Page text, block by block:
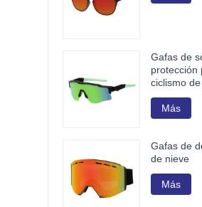
Gafas de
protección
ciclismo de
biológica
Más
Gafas de
de nieve
Más